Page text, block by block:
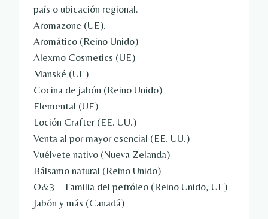
país o ubicación regional.
Aromazone (UE).
Aromático (Reino Unido)
Alexmo Cosmetics (UE)
Manské (UE)
Cocina de jabón (Reino Unido)
Elemental (UE)
Loción Crafter (EE. UU.)
Venta al por mayor esencial (EE. UU.)
Vuélvete nativo (Nueva Zelanda)
Bálsamo natural (Reino Unido)
O&3 – Familia del petróleo (Reino Unido, UE)
Jabón y más (Canadá)